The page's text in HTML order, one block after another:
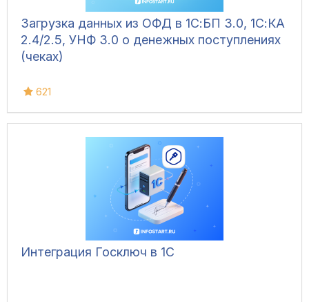
Загрузка данных из ОФД в 1С:БП 3.0, 1С:КА
2.4/2.5, УНФ 3.0 о денежных поступлениях
(чеках)
621
Интеграция Госключ в 1С